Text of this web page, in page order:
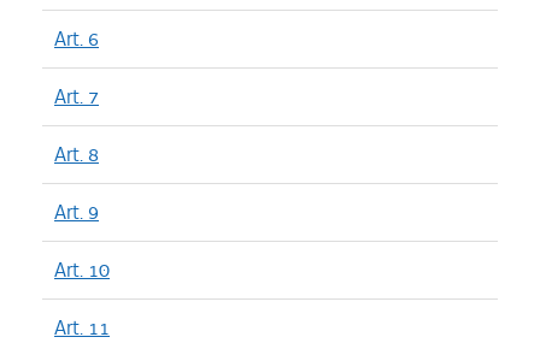
Art. 6
Art. 7
Art. 8
Art. 9
Art. 10
Art. 11